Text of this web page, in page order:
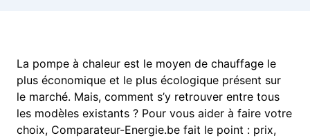
La pompe à chaleur est le moyen de chauffage le
plus économique et le plus écologique présent sur
le marché. Mais, comment s’y retrouver entre tous
les modèles existants ? Pour vous aider à faire votre
choix, Comparateur-Energie.be fait le point : prix,